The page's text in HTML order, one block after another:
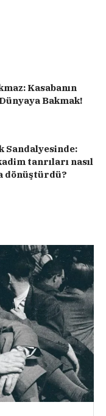
Kasabanın
Bakmak!
Sandalyesinde:
tanrıları nasıl
dönüştürdü?